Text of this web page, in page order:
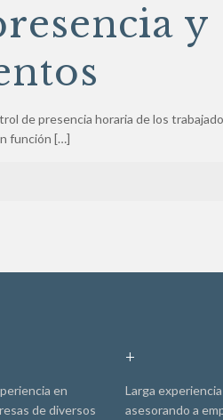
y
de presencia horaria de los
función […]
en
de diversos
+
Larga
asesorando a